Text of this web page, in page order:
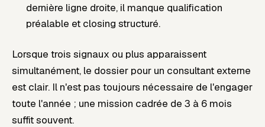
dernière ligne droite, il manque qualification
préalable et closing structuré.
Lorsque trois signaux ou plus apparaissent
simultanément, le dossier pour un consultant externe
est clair. Il n'est pas toujours nécessaire de l'engager
toute l'année ; une mission cadrée de 3 à 6 mois
suffit souvent.